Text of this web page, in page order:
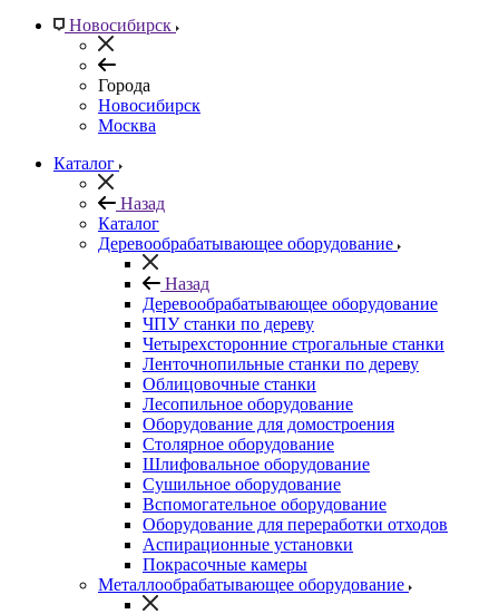
Новосибирск
Города
Новосибирск
Москва
Каталог
Назад
Каталог
Деревообрабатывающее оборудование
Назад
Деревообрабатывающее оборудование
ЧПУ станки по дереву
Четырехсторонние строгальные станки
Ленточнопильные станки по дереву
Облицовочные станки
Лесопильное оборудование
Оборудование для домостроения
Столярное оборудование
Шлифовальное оборудование
Сушильное оборудование
Вспомогательное оборудование
Оборудование для переработки отходов
Аспирационные установки
Покрасочные камеры
Металлообрабатывающее оборудование